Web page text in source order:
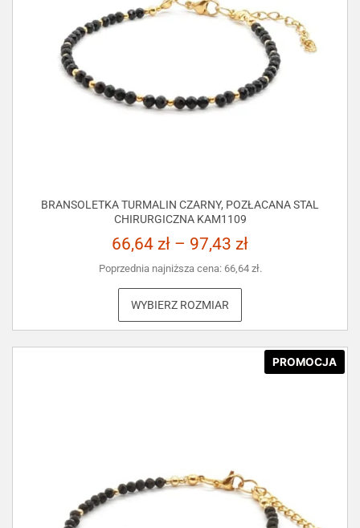
BRANSOLETKA TURMALIN CZARNY, POZŁACANA STAL
CHIRURGICZNA KAM1109
66,64 zł – 97,43 zł
Poprzednia najniższa cena: 66,64 zł.
WYBIERZ ROZMIAR
PROMOCJA